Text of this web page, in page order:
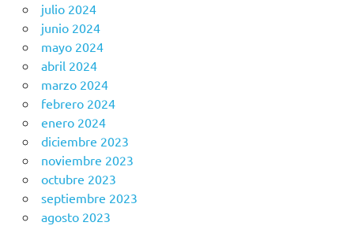
julio 2024
junio 2024
mayo 2024
abril 2024
marzo 2024
febrero 2024
enero 2024
diciembre 2023
noviembre 2023
octubre 2023
septiembre 2023
agosto 2023